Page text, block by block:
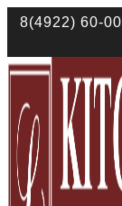
8(4922) 60-
Наш сайт